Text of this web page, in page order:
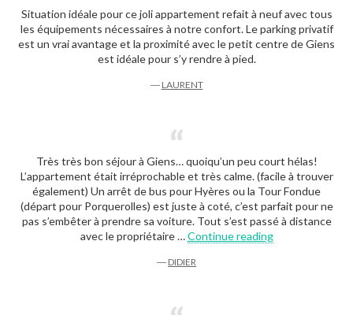
Situation idéale pour ce joli appartement refait à neuf avec tous
les équipements nécessaires à notre confort. Le parking privatif
est un vrai avantage et la proximité avec le petit centre de Giens
est idéale pour s’y rendre à pied.
― LAURENT
Très très bon séjour à Giens… quoiqu’un peu court hélas!
L’appartement était irréprochable et très calme. (facile à trouver
également) Un arrêt de bus pour Hyères ou la Tour Fondue
(départ pour Porquerolles) est juste à coté, c’est parfait pour ne
pas s’embêter à prendre sa voiture. Tout s’est passé à distance
avec le propriétaire …Continue reading“Didier”
― DIDIER